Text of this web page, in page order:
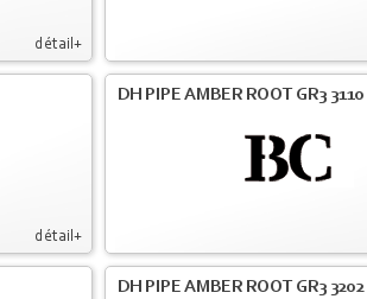
détail+
détail+
DH PIPE AMBER ROOT GR3 3110
DH PIPE AMBER ROOT GR3 3202